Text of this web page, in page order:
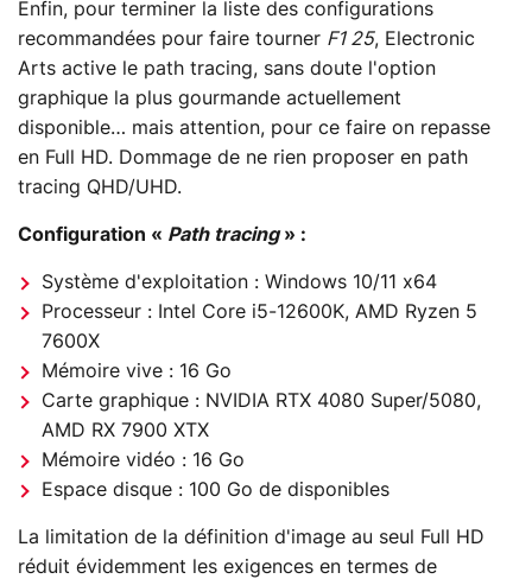
Enfin, pour terminer la liste des configurations
recommandées pour faire tourner F1 25, Electronic
Arts active le path tracing, sans doute l'option
graphique la plus gourmande actuellement
disponible… mais attention, pour ce faire on repasse
en Full HD. Dommage de ne rien proposer en path
tracing QHD/UHD.
Configuration « Path tracing» :
Système d'exploitation : Windows 10/11 x64
Processeur : Intel Core i5-12600K, AMD Ryzen 5
7600X
Mémoire vive : 16 Go
Carte graphique : NVIDIA RTX 4080 Super/5080,
AMD RX 7900 XTX
Mémoire vidéo : 16 Go
Espace disque : 100 Go de disponibles
La limitation de la définition d'image au seul Full HD
réduit évidemment les exigences en termes de